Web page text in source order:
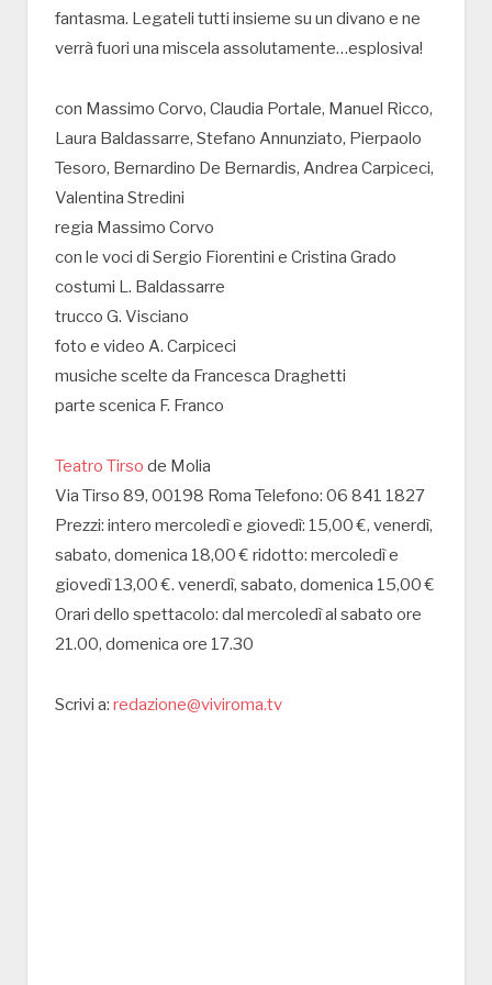
fantasma. Legateli tutti insieme su un divano e ne
verrà fuori una miscela assolutamente…esplosiva!
con Massimo Corvo, Claudia Portale, Manuel Ricco,
Laura Baldassarre, Stefano Annunziato, Pierpaolo
Tesoro, Bernardino De Bernardis, Andrea Carpiceci,
Valentina Stredini
regia Massimo Corvo
con le voci di Sergio Fiorentini e Cristina Grado
costumi L. Baldassarre
trucco G. Visciano
foto e video A. Carpiceci
musiche scelte da Francesca Draghetti
parte scenica F. Franco
Teatro Tirso de Molia
Via Tirso 89, 00198 Roma Telefono: 06 841 1827
Prezzi: intero mercoledì e giovedì: 15,00 €, venerdì,
sabato, domenica 18,00 € ridotto: mercoledì e
giovedì 13,00 €. venerdì, sabato, domenica 15,00 €
Orari dello spettacolo: dal mercoledì al sabato ore
21.00, domenica ore 17.30
Scrivi a: redazione@viviroma.tv